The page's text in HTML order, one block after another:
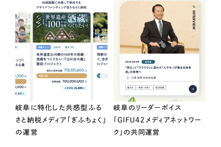
岐阜に特化した共感型ふる
さと納税メディア「ぎふちょく」
の運営
岐阜のリーダーボイス
「GIFU42メディアネットワー
ク」の共同運営